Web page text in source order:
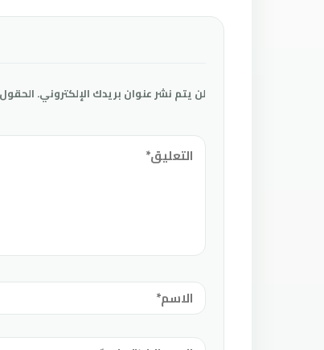
لن يتم نشر عنوان بريدك الإلكتروني.